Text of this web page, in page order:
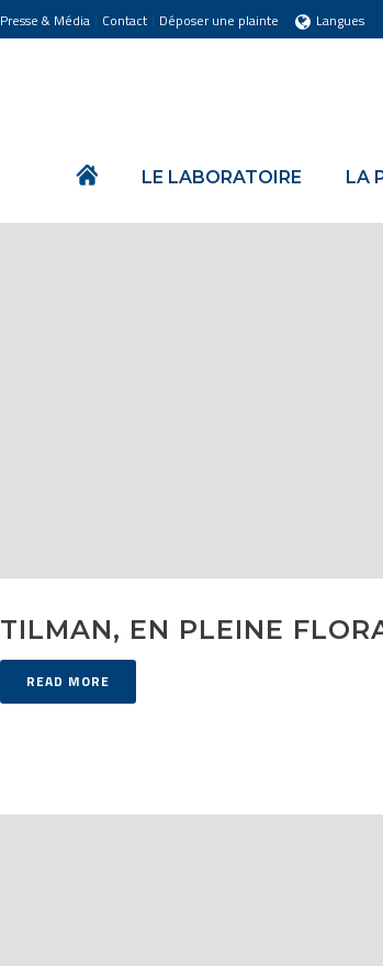
Presse & Média Contact Déposer une plainte Langues
LE LABORATOIRE LA
TILMAN, EN PLEINE
READ MORE